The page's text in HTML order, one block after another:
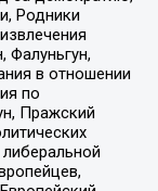
Родники
Фалуньгун,
в отношении
по
Пражский